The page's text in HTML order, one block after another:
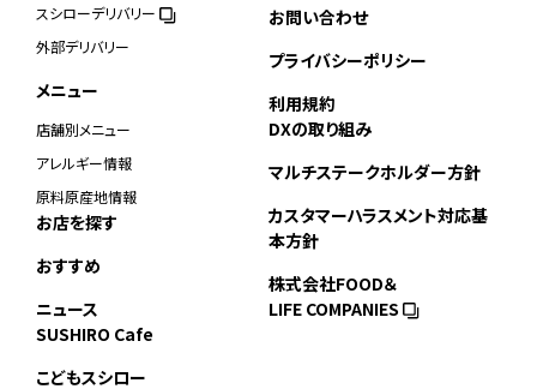
スシローデリバリー
外部デリバリー
メニュー
店舗別メニュー
アレルギー情報
原料原産地情報
お店を探す
おすすめ
ニュース
SUSHIRO Cafe
こどもスシロー
お問い合わせ
プライバシーポリシー
利用規約
DXの取り組み
マルチステークホルダー方針
カスタマーハラスメント対応基
本方針
株式会社FOOD＆
LIFE COMPANIES